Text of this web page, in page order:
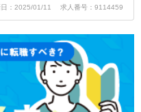
日：2025/01/11 求人番号：9114459